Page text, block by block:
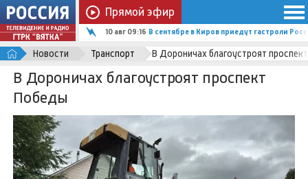
Прямой эфир
10 авг 09:16 В сентябре в Киров приедут гастроли
Новости Транспорт В Дороничах благоустроят
В Дороничах благоустроят проспект
Победы